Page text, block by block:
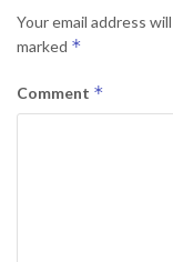
Your email address
marked *
Comment *